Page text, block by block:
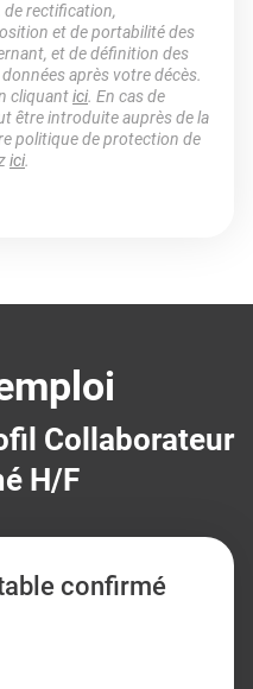
de rectification,
et de portabilité des
et de définition des
après votre décès.
cliquantici. En cas de
être introduite auprès de la
politique de protection de
ici.
Collaborateur
H/F
confirmé